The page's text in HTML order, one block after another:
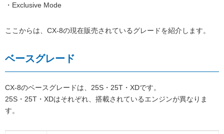
・Exclusive Mode
ここからは、CX-8の現在販売されているグレードを紹介します。
ベースグレード
CX-8のベースグレードは、25S・25T・XDです。
25S・25T・XDはそれぞれ、搭載されているエンジンが異なりま
す。